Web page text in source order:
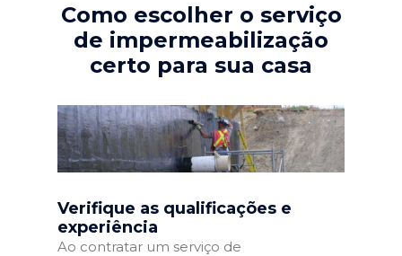
Como escolher o serviço
de impermeabilização
certo para sua casa
Verifique as qualificações e
experiência
Ao contratar um serviço de